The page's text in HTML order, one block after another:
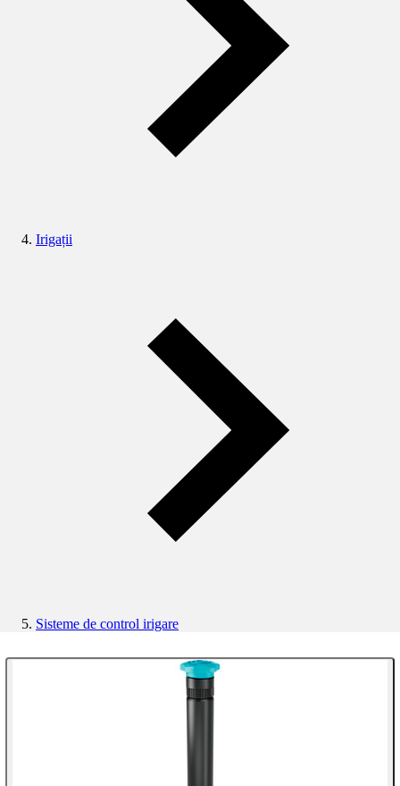
Irigații
Sisteme de control irigare